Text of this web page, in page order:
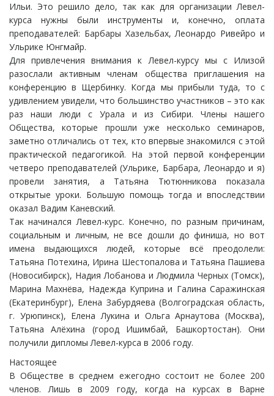
Ильи. Это решило дело, так как для организации Левел-
курса нужны были инструменты и, конечно, оплата
преподавателей: Барбары Хазельбах, Леонардо Ривейро и
Ульрике Юнгмайр.
Для привлечения внимания к Левел-курсу мы с Илизой
разослали активным членам общества приглашения на
конференцию в Щербинку. Когда мы прибыли туда, то с
удивлением увидели, что большинство участников – это как
раз наши люди с Урала и из Сибири. Члены нашего
Общества, которые прошли уже несколько семинаров,
заметно отличались от тех, кто впервые знакомился с этой
практической педагогикой. На этой первой конференции
четверо преподавателей (Ульрике, Барбара, Леонардо и я)
провели занятия, а Татьяна Тютюнникова показала
открытые уроки. Большую помощь тогда и впоследствии
оказал Вадим Каневский.
Так начинался Левел-курс. Конечно, по разным причинам,
социальным и личным, не все дошли до финиша, но вот
имена выдающихся людей, которые всё преодолели:
Татьяна Потехина, Ирина Шестопалова и Татьяна Пашиева
(Новосибирск), Надия Лобанова и Людмила Черных (Томск),
Марина Махнёва, Надежда Куприна и Галина Саражинская
(Екатеринбург), Елена Забурдяева (Волгоградская область,
г. Урюпинск), Елена Лукина и Ольга Арнаутова (Москва),
Татьяна Алёхина (город Ишимбай, Башкортостан). Они
получили дипломы Левел-курса в 2006 году.
Настоящее
В Обществе в среднем ежегодно состоит не более 200
членов. Лишь в 2009 году, когда на курсах в Варне